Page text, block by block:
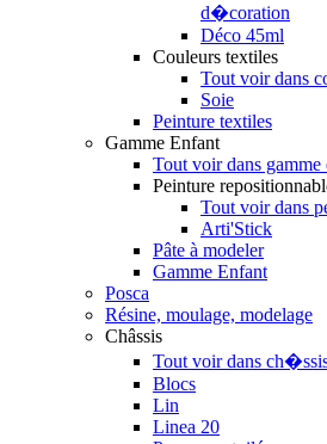
d�coration
Déco 45ml
Couleurs textiles
Tout voir dans
Soie
Peinture textiles
Gamme Enfant
Tout voir dans gamme
Peinture
Tout voir dans
Arti'Stick
Pâte à modeler
Gamme Enfant
Posca
Résine, moulage, modelage
Châssis
Tout voir dans
Blocs
Lin
Linea 20